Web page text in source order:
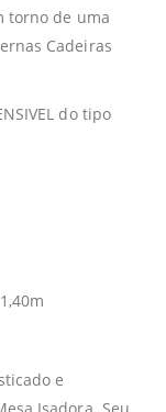
torno de uma
Cadeiras
do tipo
e